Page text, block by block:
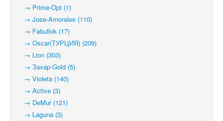
→ Prime-Opt (1)
→ Jose-Amorales (110)
→ Fabullok (17)
→ Oscar(ТУРЦИЯ) (209)
→ Lion (303)
→ Захар-Gold (5)
→ Violeta (140)
→ Active (3)
→ DeMur (121)
→ Laguna (3)